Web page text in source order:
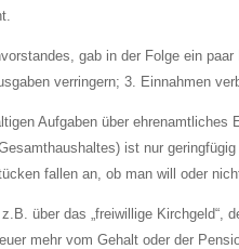
gab in der Folge ein
verringern; 3. Einnahmen
Aufgaben über
ist nur
fallen an, ob man will oder
über das „freiwillige
mehr vom Gehalt oder der